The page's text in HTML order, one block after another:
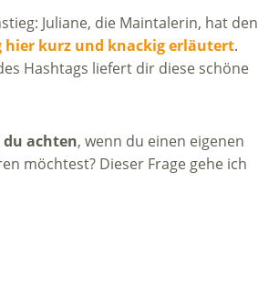
Juliane, die Maintalerin, hat den
hier kurz und knackig erläutert.
Hashtags liefert dir diese schöne
achten, wenn du einen eigenen
möchtest? Dieser Frage gehe ich